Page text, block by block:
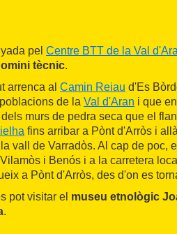
pel Centre BTT de la Val
tècnic.
arrenca al Camin Reiau d'Es
de la Val d'Aran i que
dels murs de pedra seca que el
fins arribar a Pònt d'Arròs i
vall de Varradòs. Al cap de poc,
i Benós i a la carretera
a Pònt d'Arròs, des d'on es
pot visitar el museu etnològic
.